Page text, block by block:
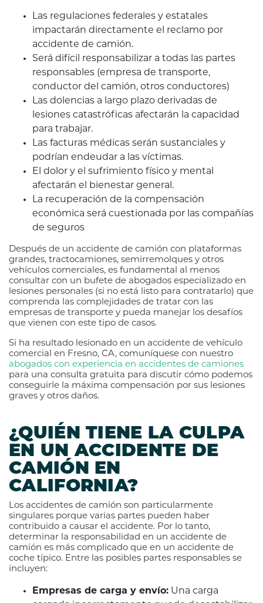
Las regulaciones federales y estatales
impactarán directamente el reclamo por
accidente de camión.
Será difícil responsabilizar a todas las partes
responsables (empresa de transporte,
conductor del camión, otros conductores)
Las dolencias a largo plazo derivadas de
lesiones catastróficas afectarán la capacidad
para trabajar.
Las facturas médicas serán sustanciales y
podrían endeudar a las víctimas.
El dolor y el sufrimiento físico y mental
afectarán el bienestar general.
La recuperación de la compensación
económica será cuestionada por las compañías
de seguros
Después de un accidente de camión con plataformas
grandes, tractocamiones, semirremolques y otros
vehículos comerciales, es fundamental al menos
consultar con un bufete de abogados especializado en
lesiones personales (si no está listo para contratarlo) que
comprenda las complejidades de tratar con las
empresas de transporte y pueda manejar los desafíos
que vienen con este tipo de casos.
Si ha resultado lesionado en un accidente de vehículo
comercial en Fresno, CA, comuníquese con nuestro
abogados con experiencia en accidentes de camiones
para una consulta gratuita para discutir cómo podemos
conseguirle la máxima compensación por sus lesiones
graves y otros daños.
¿QUIÉN TIENE LA CULPA
EN UN ACCIDENTE DE
CAMIÓN EN
CALIFORNIA?
Los accidentes de camión son particularmente
singulares porque varias partes pueden haber
contribuido a causar el accidente. Por lo tanto,
determinar la responsabilidad en un accidente de
camión es más complicado que en un accidente de
coche típico. Entre las posibles partes responsables se
incluyen:
Empresas de carga y envío: Una carga